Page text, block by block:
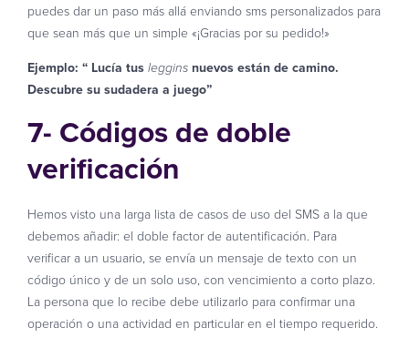
puedes dar un paso más allá enviando sms personalizados para
que sean más que un simple «¡Gracias por su pedido!»
Ejemplo: “ Lucía tus leggins nuevos están de camino.
Descubre su sudadera a juego”
7- Códigos de doble
verificación
Hemos visto una larga lista de casos de uso del SMS a la que
debemos añadir: el doble factor de autentificación. Para
verificar a un usuario, se envía un mensaje de texto con un
código único y de un solo uso, con vencimiento a corto plazo.
La persona que lo recibe debe utilizarlo para confirmar una
operación o una actividad en particular en el tiempo requerido.